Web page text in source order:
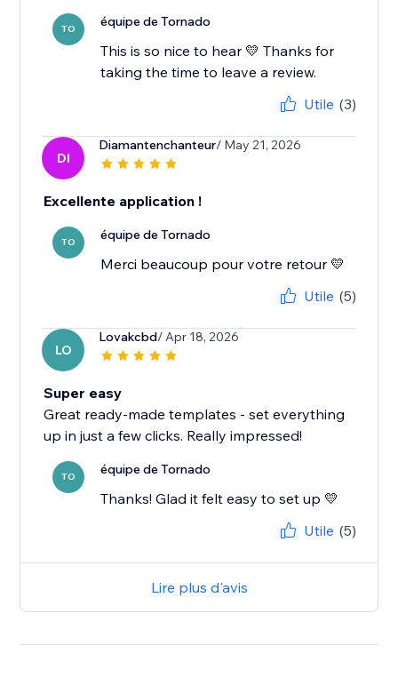
TO équipe de Tornado
This is so nice to hear 💛 Thanks for
taking the time to leave a review.
Utile (3)
DI
Diamantenchanteur/ May 21, 2026
Excellente application !
TO équipe de Tornado
Merci beaucoup pour votre retour 💛
Utile (5)
LO
Lovakcbd/ Apr 18, 2026
Super easy
Great ready-made templates - set everything
up in just a few clicks. Really impressed!
TO équipe de Tornado
Thanks! Glad it felt easy to set up 💛
Utile (5)
Lire plus d'avis